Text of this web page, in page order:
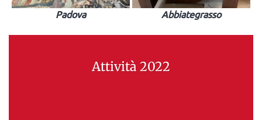
Padova Abbiategrasso
Attività 2022